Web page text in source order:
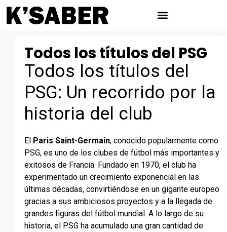
Todos los títulos del PSG
Todos los títulos del
PSG: Un recorrido por la
historia del club
El Paris Saint-Germain, conocido popularmente como
PSG, es uno de los clubes de fútbol más importantes y
exitosos de Francia. Fundado en 1970, el club ha
experimentado un crecimiento exponencial en las
últimas décadas, convirtiéndose en un gigante europeo
gracias a sus ambiciosos proyectos y a la llegada de
grandes figuras del fútbol mundial. A lo largo de su
historia, el PSG ha acumulado una gran cantidad de